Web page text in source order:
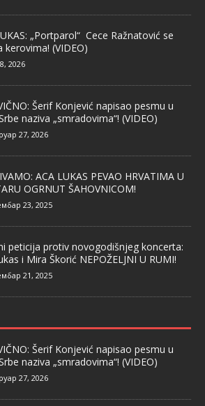
„Portparol“ Cece Ražnatović se
kerovima! (VIDEO)
2026
Šerif Konjević napisao pesmu u
naziva „smradovima“! (VIDEO)
27, 2026
ACA LUKAS PEVAO HRVATIMA U
OGRNUT ŠAHOVNICOM!
23, 2025
peticija protiv novogodišnjeg koncerta:
i Mira Škorić NEPOŽELJNI U RUMI!
21, 2025
Šerif Konjević napisao pesmu u
naziva „smradovima“! (VIDEO)
27, 2026